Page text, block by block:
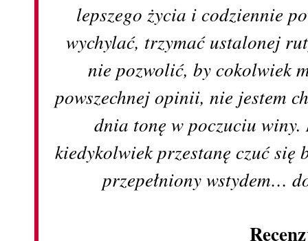
lepszego życia i codziennie
wychylać, trzymać ustalonej
nie pozwolić, by cokolwiek
powszechnej opinii, nie jestem
dnia tonę w poczuciu winy.
kiedykolwiek przestanę czuć się
przepełniony wstydem…